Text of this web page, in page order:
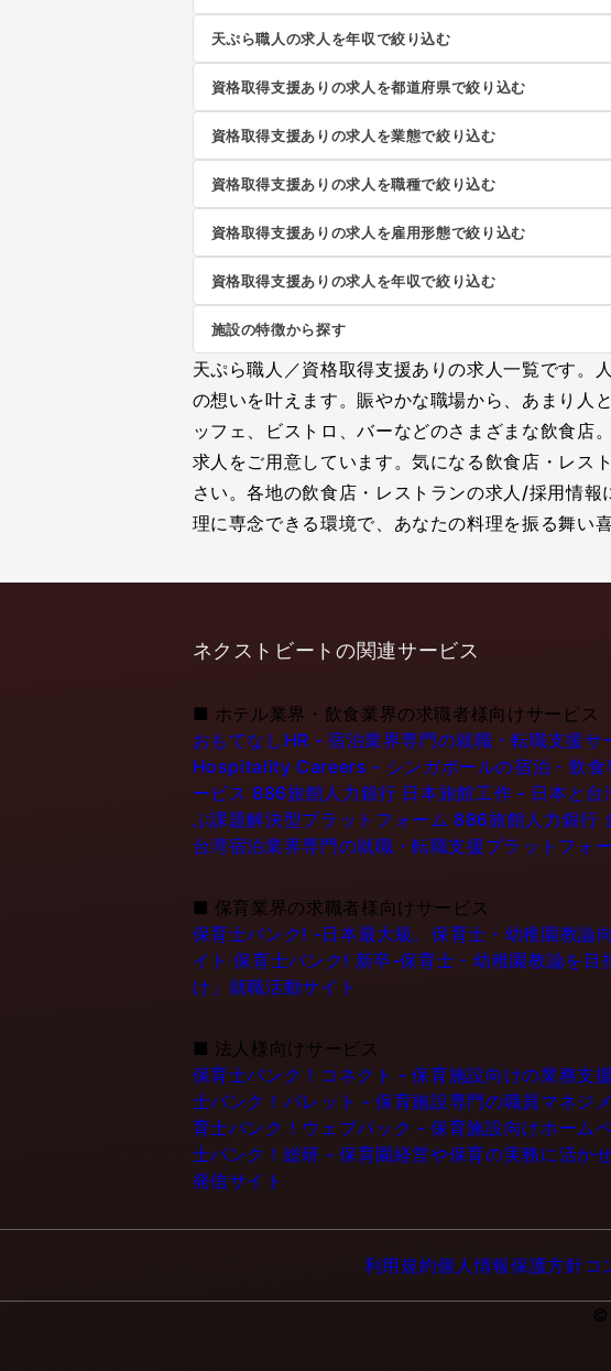
天ぷら職人の求人を年収で絞り込む
資格取得支援ありの求人を都道府県で絞り込む
資格取得支援ありの求人を業態で絞り込む
資格取得支援ありの求人を職種で絞り込む
資格取得支援ありの求人を雇用形態で絞り込む
資格取得支援ありの求人を年収で絞り込む
施設の特徴から探す
天ぷら職人／資格取得支援ありの求人一覧です。
の想いを叶えます。賑やかな職場から、あまり人
ッフェ、ビストロ、バーなどのさまざまな飲食店
求人をご用意しています。気になる飲食店・レス
さい。各地の飲食店・レストランの求人/採用情
理に専念できる環境で、あなたの料理を振る舞い
ネクストビートの関連サービス
■ ホテル業界・飲食業界の求職者様向けサービス
おもてなしHR - 宿泊業界専門の就職・転職支援サ
Hospitality Careers - シンガポールの宿泊・飲食
ービス 886旅館人力銀行 日本旅館工作 - 日本と台
ぶ課題解決型プラットフォーム 886旅館人力銀行
台湾宿泊業界専門の就職・転職支援プラットフォ
■ 保育業界の求職者様向けサービス
保育士バンク! -日本最大級。保育士・幼稚園教論
イト 保育士バンク! 新卒-保育士・幼稚園教論を目
け」就職活動サイト
■ 法人様向けサービス
保育士バンク！コネクト - 保育施設向けの業務支
士バンク！パレット - 保育施設専門の職員マネジ
育士バンク！ウェブパック - 保育施設向けホーム
士バンク！総研 - 保育園経営や保育の実務に活か
発信サイト
利用規約個人情報保護方針コ
©